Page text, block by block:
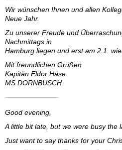
Wir wünschen Ihnen und allen
Neue Jahr.
Zu unserer Freude und
Nachmittags in
Hamburg liegen und erst am 2.1.
Mit freundlichen Grüßen
Kapitän Eldor Häse
MS DORNBUSCH
Good evening,
A little bit late, but we were busy the
Just want to say thanks for your